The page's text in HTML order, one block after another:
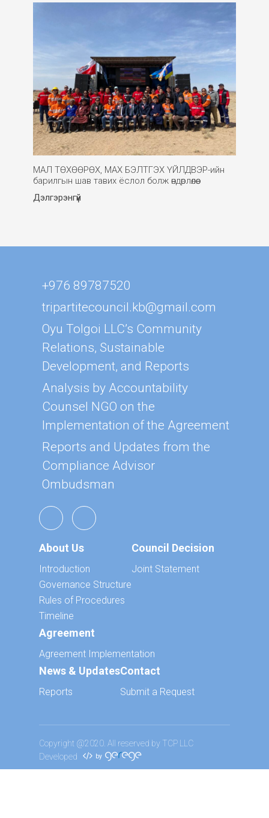
МАЛ ТӨХӨӨРӨХ, МАХ БЭЛТГЭХ ҮЙЛДВЭР-ийн
барилгын шав тавих ёслол болж өндөрлөлөө.
Дэлгэрэнгүй
+976 89787520
tripartitecouncil.kb@gmail.com
Oyu Tolgoi LLC’s Community
Relations, Sustainable
Development, and Reports
Analysis by Accountability
Counsel NGO on the
Implementation of the Agreement
Reports and Updates from the
Compliance Advisor
Ombudsman
About Us
Introduction
Governance Structure
Rules of Procedures
Timeline
Council Decision
Joint Statement
Agreement
Agreement Implementation
News & Updates
Reports
Contact
Submit a Request
Copyright @2020. All reserved by TCP LLC
Developed
by